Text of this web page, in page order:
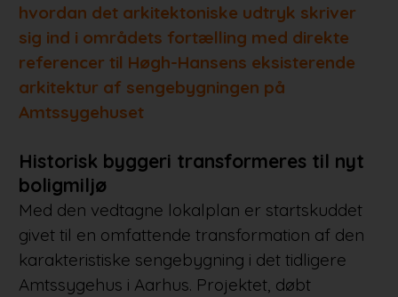
hvordan det arkitektoniske udtryk skriver
sig ind i områdets fortælling med direkte
referencer til Høgh-Hansens eksisterende
arkitektur af sengebygningen på
Amtssygehuset
Historisk byggeri transformeres til nyt
boligmiljø
Med den vedtagne lokalplan er startskuddet
givet til en omfattende transformation af den
karakteristiske sengebygning i det tidligere
Amtssygehus i Aarhus. Projektet, døbt